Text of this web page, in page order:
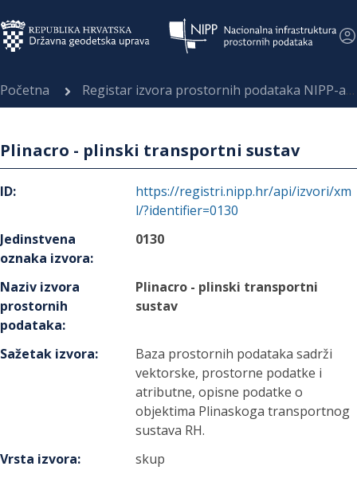
Početna Registar izvora prostornih podataka NIPP-a
Plinacro - plinski transportni sustav
ID:
https://registri.nipp.hr/api/izvori/xm
l/?identifier=0130
Jedinstvena
oznaka izvora:
0130
Naziv izvora
prostornih
podataka:
Plinacro - plinski transportni
sustav
Sažetak izvora:
Baza prostornih podataka sadrži
vektorske, prostorne podatke i
atributne, opisne podatke o
objektima Plinaskoga transportnog
sustava RH.
Vrsta izvora:
skup